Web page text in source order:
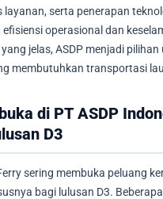
serta penerapan
operasional dan
jelas, ASDP menjadi pilihan
membutuhkan transportasi
di PT ASDP
D3
sering membuka peluang
bagi lulusan D3.